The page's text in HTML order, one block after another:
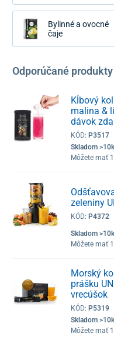
vášmu telu skutočný úžitok.
Bylinné a ovocné
čaje
Odporúčané
Kĺbový
malina &
dávok
KÓD: P3517
Skladom
Môžete mať
zeleniny
KÓD: P4372
Skladom
Môžete mať
Morský
prášku
vrecúšok
KÓD: P5319
Skladom
Môžete mať